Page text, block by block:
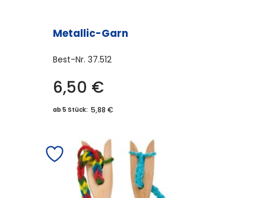
Metallic-Garn
Best-Nr. 37.512
6,50 €
ab 5 Stück: 5,88 €
mehrere
Varianten
auf.
Die